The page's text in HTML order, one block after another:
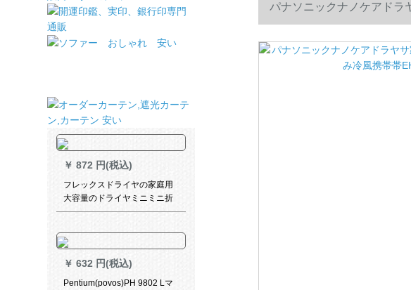
￥ 872 円(税込)
フレックスドライヤの家庭用
大容量のドライヤミニミニ折
りたたみ式のドライヤです。
強い静音ドララヤです。
￥ 632 円(税込)
Pentium(povos)PH 9802 Lマ
パナソニックナノケアドラ